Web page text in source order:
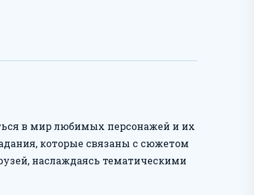
в мир любимых персонажей и их
которые связаны с сюжетом
наслаждаясь тематическими